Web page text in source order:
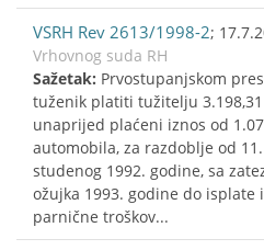
VSRH Rev 2613/1998-2;
Vrhovnog suda RH
Sažetak: Prvostupanjskom
tuženik platiti tužitelju
unaprijed plaćeni iznos od
automobila, za razdoblje od
studenog 1992. godine, sa
ožujka 1993. godine do isplate
parnične troškov...